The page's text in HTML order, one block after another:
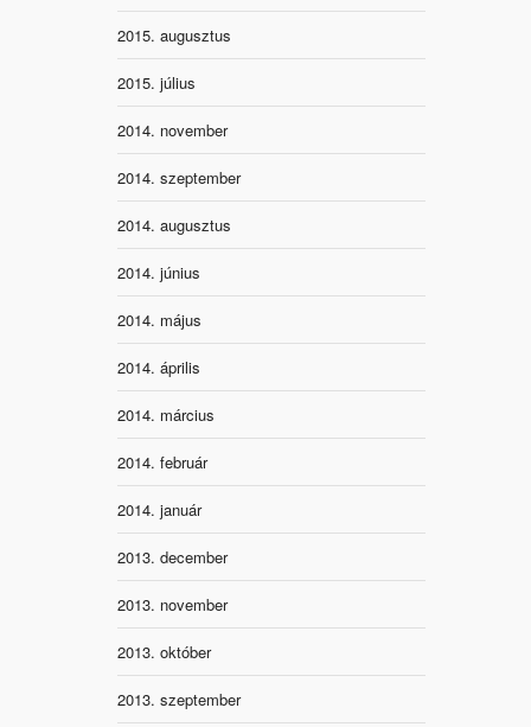
2015. augusztus
2015. július
2014. november
2014. szeptember
2014. augusztus
2014. június
2014. május
2014. április
2014. március
2014. február
2014. január
2013. december
2013. november
2013. október
2013. szeptember